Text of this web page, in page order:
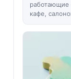
работающие
кафе,